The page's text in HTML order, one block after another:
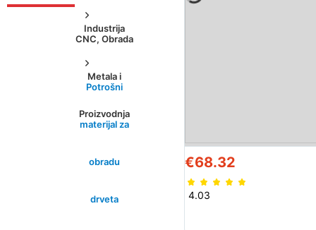
Industrija
CNC, Obrada
Metala i
Proizvodnja
Potrošni
materijal za
obradu
drveta
€68.32
4.03